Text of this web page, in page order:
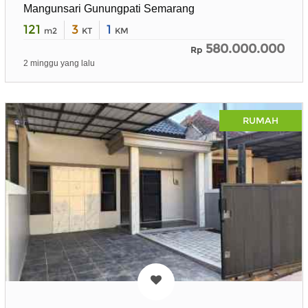
Mangunsari Gunungpati Semarang
121 m2 3 KT 1 KM
Rp 580.000.000
2 minggu yang lalu
RUMAH